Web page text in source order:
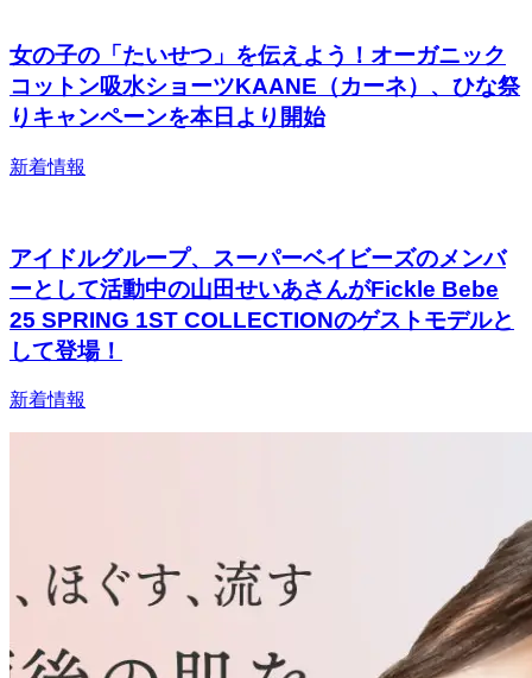
女の子の「たいせつ」を伝えよう！オーガニック
コットン吸水ショーツKAANE（カーネ）、ひな祭
りキャンペーンを本日より開始
新着情報
アイドルグループ、スーパーベイビーズのメンバ
ーとして活動中の山田せいあさんがFickle Bebe
25 SPRING 1ST COLLECTIONのゲストモデルと
して登場！
新着情報